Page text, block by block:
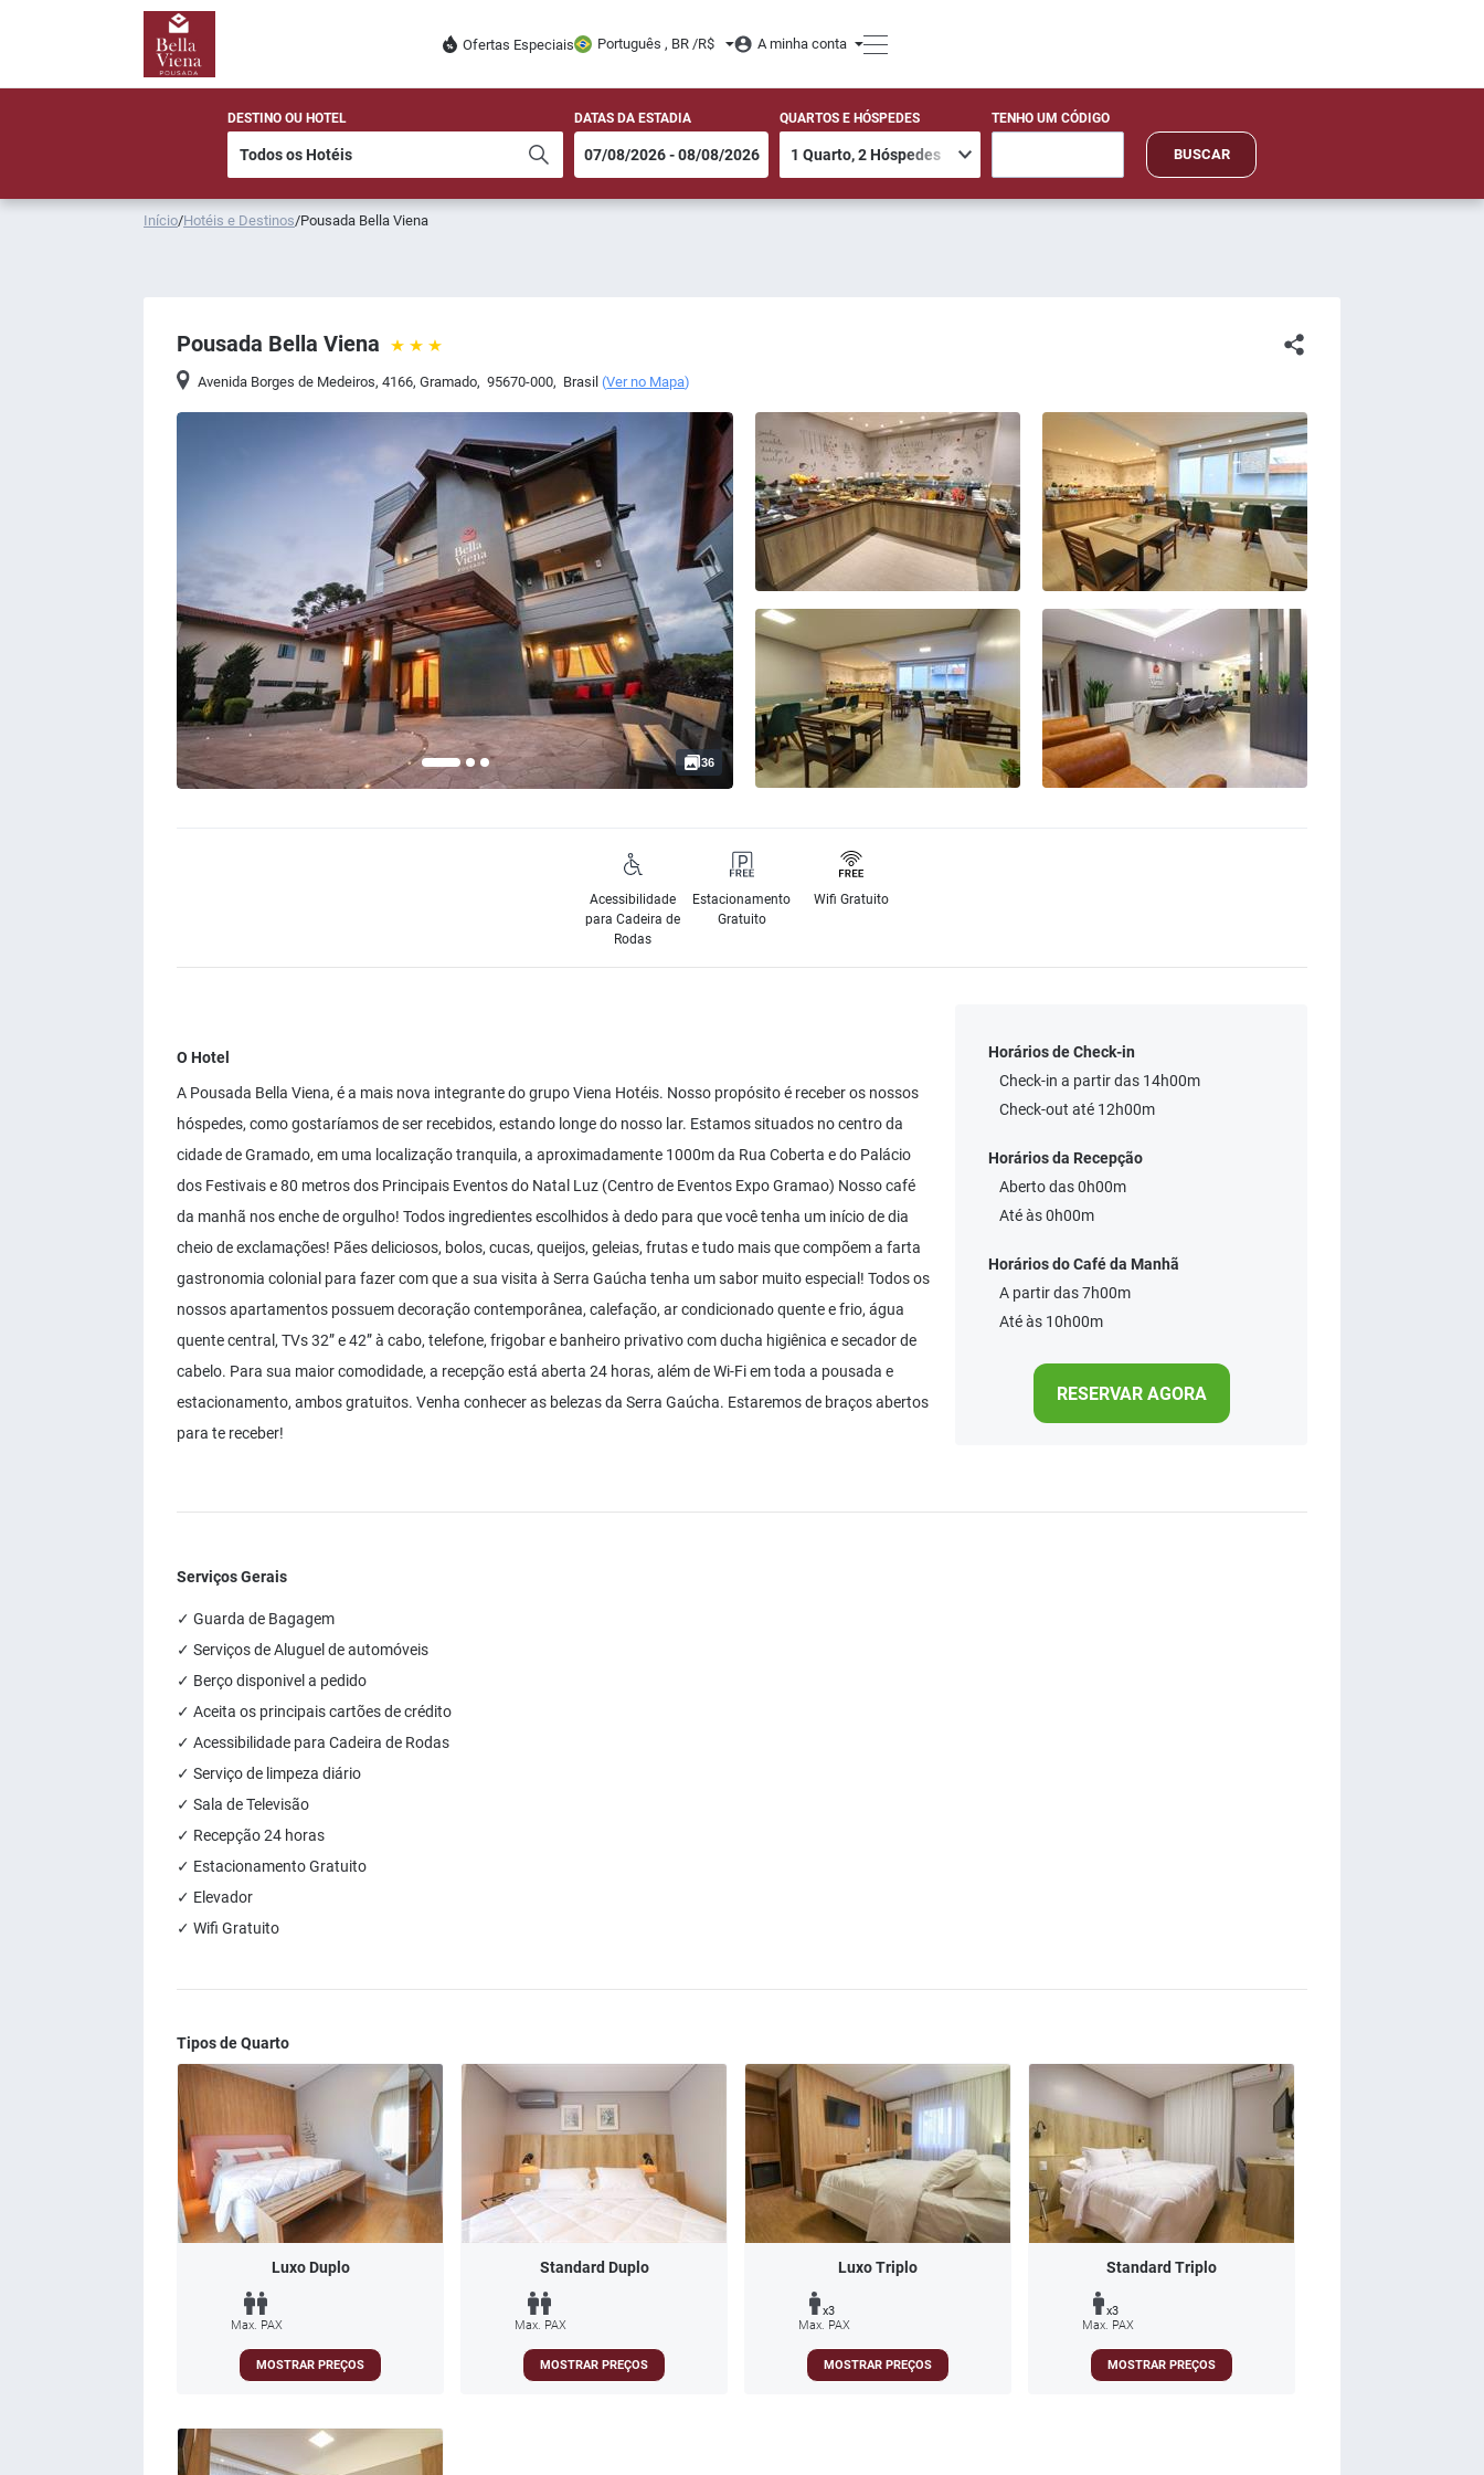
Ofertas Especiais Português , BR /R$ A minha conta
DESTINO OU HOTEL DATAS DA ESTADIA QUARTOS E HÓSPEDES TENHO UM CÓDIGO
BUSCAR
Início/Hotéis e Destinos/Pousada Bella Viena
Pousada Bella Viena
Avenida Borges de Medeiros, 4166,Gramado, 95670-000, Brasil (Ver no Mapa)
36
Acessibilidade
para Cadeira de
Rodas
Estacionamento
Gratuito
Wifi Gratuito
O Hotel
A Pousada Bella Viena, é a mais nova integrante do grupo Viena Hotéis. Nosso propósito é receber os nossos
hóspedes, como gostaríamos de ser recebidos, estando longe do nosso lar. Estamos situados no centro da
cidade de Gramado, em uma localização tranquila, a aproximadamente 1000m da Rua Coberta e do Palácio
dos Festivais e 80 metros dos Principais Eventos do Natal Luz (Centro de Eventos Expo Gramao) Nosso café
da manhã nos enche de orgulho! Todos ingredientes escolhidos à dedo para que você tenha um início de dia
cheio de exclamações! Pães deliciosos, bolos, cucas, queijos, geleias, frutas e tudo mais que compõem a farta
gastronomia colonial para fazer com que a sua visita à Serra Gaúcha tenha um sabor muito especial! Todos os
nossos apartamentos possuem decoração contemporânea, calefação, ar condicionado quente e frio, água
quente central, TVs 32” e 42” à cabo, telefone, frigobar e banheiro privativo com ducha higiênica e secador de
cabelo. Para sua maior comodidade, a recepção está aberta 24 horas, além de Wi-Fi em toda a pousada e
estacionamento, ambos gratuitos. Venha conhecer as belezas da Serra Gaúcha. Estaremos de braços abertos
para te receber!
Horários de Check-in
Check-in a partir das 14h00m
Check-out até 12h00m
Horários da Recepção
Aberto das 0h00m
Até às 0h00m
Horários do Café da Manhã
A partir das 7h00m
Até às 10h00m
RESERVAR AGORA
Serviços Gerais
✓ Guarda de Bagagem
✓ Serviços de Aluguel de automóveis
✓ Berço disponivel a pedido
✓ Aceita os principais cartões de crédito
✓ Acessibilidade para Cadeira de Rodas
✓ Serviço de limpeza diário
✓ Sala de Televisão
✓ Recepção 24 horas
✓ Estacionamento Gratuito
✓ Elevador
✓ Wifi Gratuito
Tipos de Quarto
Luxo Duplo
Max. PAX
MOSTRAR PREÇOS
Standard Duplo
Max. PAX
MOSTRAR PREÇOS
Luxo Triplo
x3
Max. PAX
MOSTRAR PREÇOS
Standard Triplo
x3
Max. PAX
MOSTRAR PREÇOS